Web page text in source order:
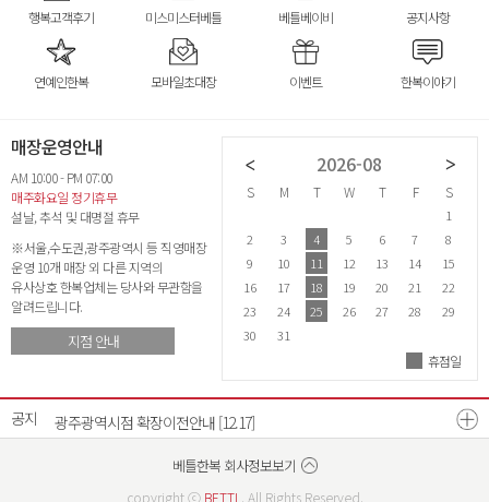
행복고객후기 미스미스터베틀 베틀베이비 공지사항
연예인한복 모바일초대장 이벤트 한복이야기
매장운영안내
AM 10:00 - PM 07:00
매주화요일 정기휴무
설날, 추석 및 대명절 휴무
※서울,수도권,광주광역시 등 직영매장
운영 10개 매장 외 다른 지역의
유사상호 한복업체는 당사와 무관함을
알려드립니다.
지점 안내
2026-07
S M T W
1
7 8 9 10
12
13 14 15 16
19
20 21 22 23 24
26
27 28
2026-08
S M T W T F S
1
2
3 4 5 6 7
8
9
10 11 12 13 14
15
16
17 18 19 20 21
22
23
24 25 26 27 28
29
30
31
휴점일
공지
[07.21]
[06.22]
광주광역시점 확장이전안내 [12.17]
베스트리워드 선정자 발표[07.18]
베틀한복 매장운영시간 변경안내 [12.26]
베틀한복 회사정보보기
copyright ⓒ BETTL . All Rights Reserved.